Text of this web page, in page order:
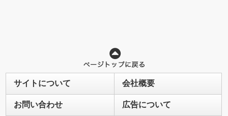
サイトについて 会社概要
お問い合わせ 広告について